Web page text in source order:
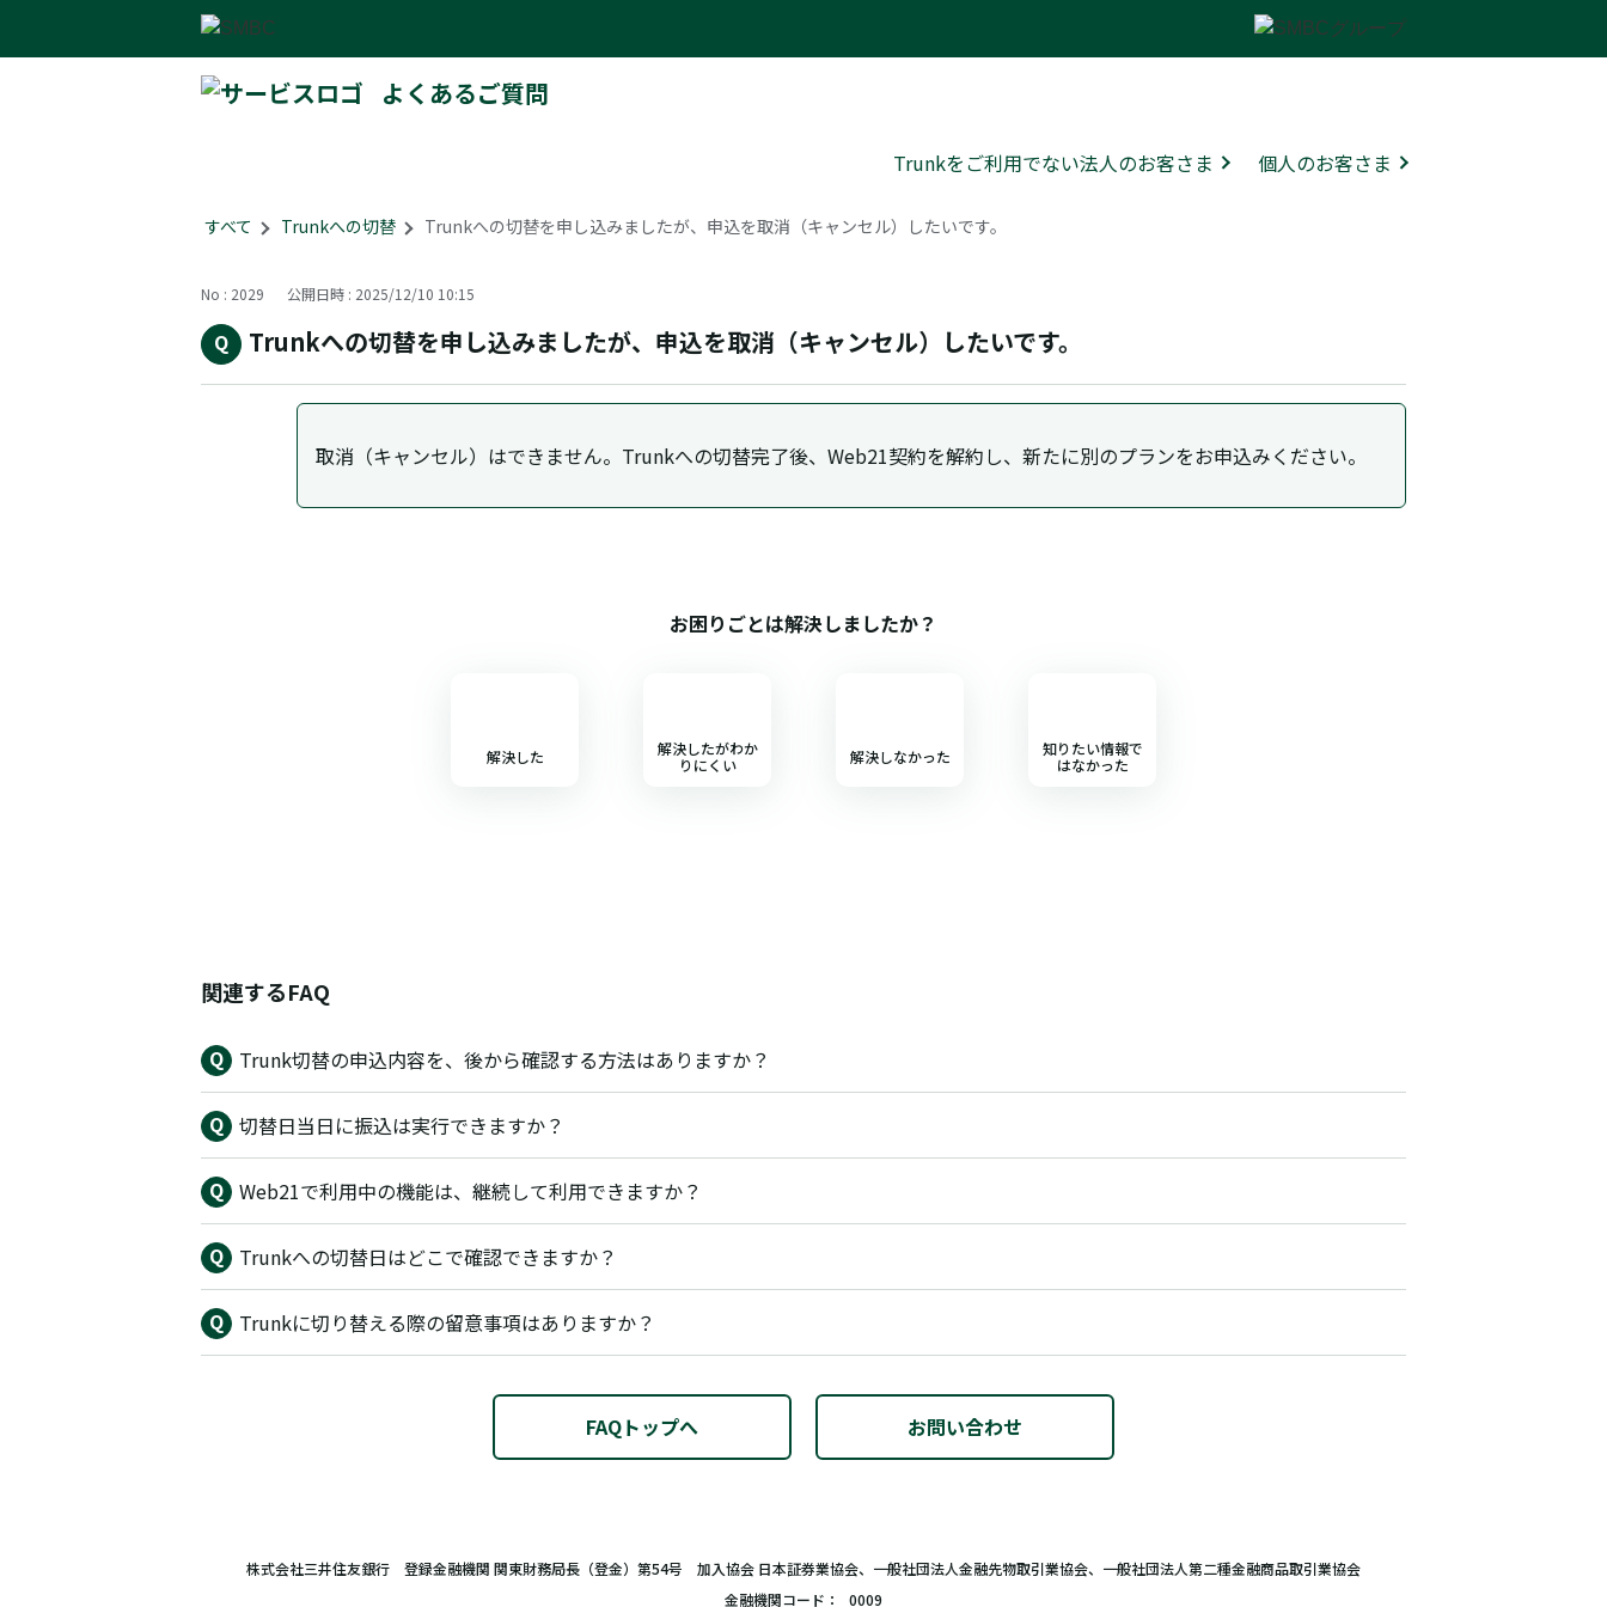
よくあるご質問
Trunkをご利用でない法人のお客さま 個人のお客さま
すべて > Trunkへの切替 > Trunkへの切替を申し込みましたが、申込を取消（キャンセル）したいです。
No : 2029 公開日時 : 2025/12/10 10:15
Trunkへの切替を申し込みましたが、申込を取消（キャンセル）したいです。
取消（キャンセル）はできません。Trunkへの切替完了後、Web21契約を解約し、新たに別のプランをお申込みください。
お困りごとは解決しましたか？
解決した
解決したがわか
りにくい
解決しなかった
知りたい情報で
はなかった
関連するFAQ
Trunk切替の申込内容を、後から確認する方法はありますか？
切替日当日に振込は実行できますか？
Web21で利用中の機能は、継続して利用できますか？
Trunkへの切替日はどこで確認できますか？
Trunkに切り替える際の留意事項はありますか？
FAQトップへ お問い合わせ
株式会社三井住友銀行 登録金融機関 関東財務局長（登金）第54号 加入協会 日本証券業協会、一般社団法人金融先物取引業協会、一般社団法人第二種金融商品取引業協会
金融機関コード
0009